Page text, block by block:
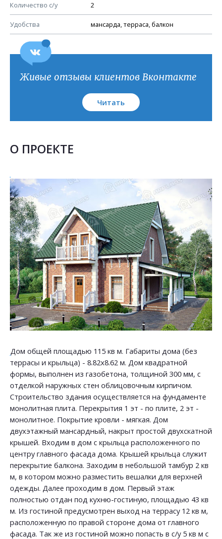
Количество с/у 2
Удобства мансарда, терраса, балкон
План кровли
Живые отзывы клиентов Вконтакте
Читать
О ПРОЕКТЕ
Дом общей площадью 115 кв м. Габариты дома (без
террасы и крыльца) - 8.82х8.62 м. Дом квадратной
формы, выполнен из газобетона, толщиной 300 мм, с
отделкой наружных стен облицовочным кирпичом.
Строительство здания осуществляется на фундаменте
монолитная плита. Перекрытия 1 эт - по плите, 2 эт -
монолитное. Покрытие кровли - мягкая. Дом
двухэтажный мансардный, накрыт простой двухскатной
крышей. Входим в дом с крыльца расположенного по
центру главного фасада дома. Крышей крыльца служит
перекрытие балкона. Заходим в небольшой тамбур 2 кв
м, в котором можно разместить вешалки для верхней
одежды. Далее проходим в дом. Первый этаж
полностью отдан под кухню-гостиную, площадью 43 кв
м. Из гостиной предусмотрен выход на террасу 12 кв м,
расположенную по правой стороне дома от главного
фасада. Так же из гостиной можно попасть в с/у 5 кв м с